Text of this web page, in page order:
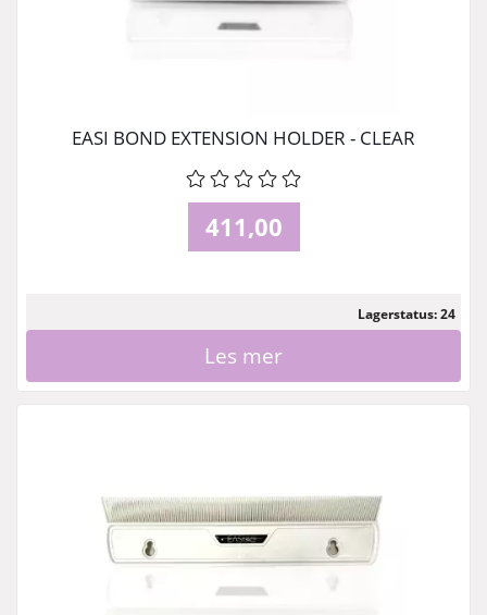
EASI BOND EXTENSION HOLDER - CLEAR
411,00
Lagerstatus: 24
Les mer